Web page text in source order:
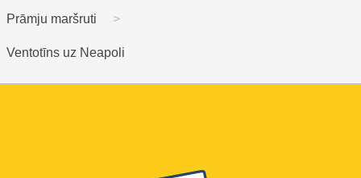
Prāmju maršruti
Ventotīns uz Neapoli